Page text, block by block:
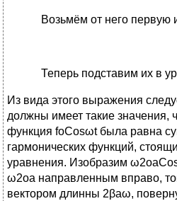
Возьмём от него первую и
Теперь подставим их в
Из вида этого выражения
должны имеет такие значения,
функция foCosωt была равна
гармонических функций,
уравнения. Изобразим
ω2oa направленным вправо,
вектором длинны 2βаω,